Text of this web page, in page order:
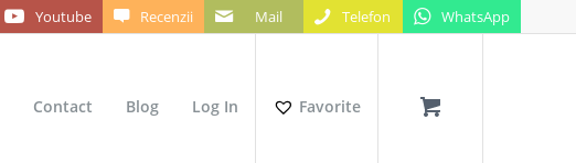
Youtube Recenzii Mail Telefon WhatsApp
Contact Blog Log In Favorite